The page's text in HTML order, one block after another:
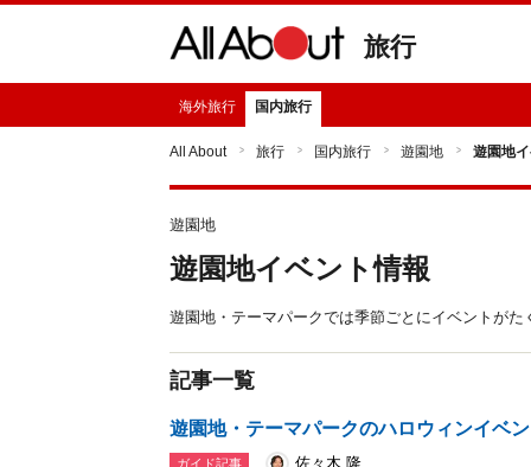
旅行
海外旅行 国内旅行
All About 旅行 国内旅行 遊園地 遊園地
遊園地
遊園地イベント情報
遊園地・テーマパークでは季節ごとにイベントが
記事一覧
遊園地・テーマパークのハロウィンイベ
ガイド記事
佐々木 隆